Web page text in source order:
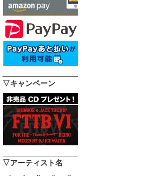
▽キャンペーン
▽アーティスト名